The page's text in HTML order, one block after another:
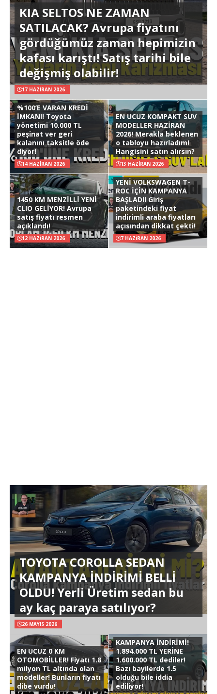
KIA SELTOS NE ZAMAN
SATILACAK? Avrupa fiyatını
gördüğümüz zaman hepimizin
kafası karıştı! Satış tarihi bile
değişmiş olabilir!
17 HAZIRAN 2026
%100’E VARAN KREDİ
İMKANI! Toyota
yönetimi 10.000 TL
peşinat ver geri
kalanını taksitle öde
diyor!
14 HAZIRAN 2026
EN UCUZ KOMPAKT SUV
MODELLER HAZİRAN
2026! Merakla beklenen
o tabloyu hazırladım!
Hangisini satın alırsın?
13 HAZIRAN 2026
1450 KM MENZİLLİ YENİ
CLIO GELİYOR! Avrupa
satış fiyatı resmen
açıklandı!
12 HAZIRAN 2026
YENİ VOLKSWAGEN T-
ROC İÇİN KAMPANYA
BAŞLADI! Giriş
paketindeki fiyat
indirimli araba fiyatları
açısından dikkat çekti!
7 HAZIRAN 2026
TOYOTA COROLLA SEDAN
KAMPANYA İNDİRİMİ BELLİ
OLDU! Yerli Üretim sedan bu
ay kaç paraya satılıyor?
26 MAYIS 2026
EN UCUZ 0 KM
OTOMOBİLLER! Fiyatı 1.8
milyon TL altında olan
modeller! Bunların fiyatı
dibe vurdu!
KAMPANYA İNDİRİMİ!
1.894.000 TL YERİNE
1.600.000 TL dediler!
Bazı bayilerde 1.5
olduğu bile iddia
ediliyor!